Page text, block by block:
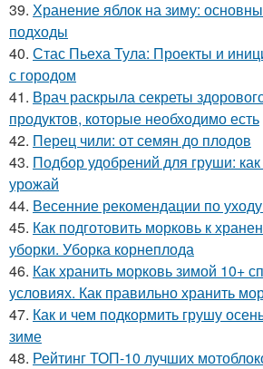
39. Хранение яблок на зиму:
подходы
40. Стас Пьеха Тула: Проекты и
с городом
41. Врач раскрыла секреты
продуктов, которые необходимо есть
42. Перец чили: от семян до плодов
43. Подбор удобрений для груши:
урожай
44. Весенние рекомендации по
45. Как подготовить морковь к
уборки. Уборка корнеплода
46. Как хранить морковь зимой 10+
условиях. Как правильно хранить
47. Как и чем подкормить грушу
зиме
48. Рейтинг ТОП-10 лучших